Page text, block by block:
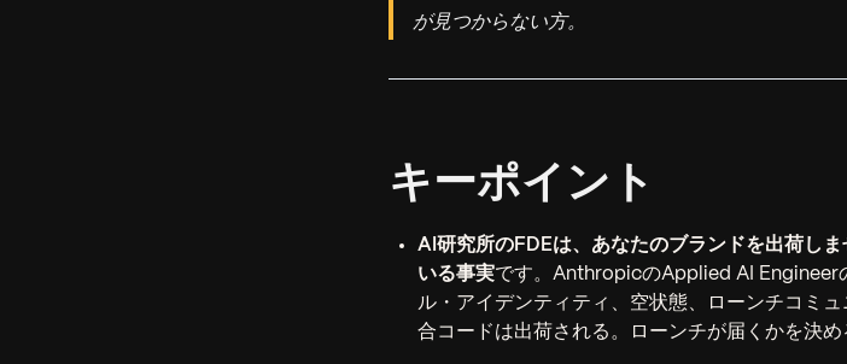
が見つからない方。
キーポイント
AI研究所のFDEは、あなたのブランドを出荷しま
いる事実です。AnthropicのApplied AI Engineer
ル・アイデンティティ、空状態、ローンチコミ
合コードは出荷される。ローンチが届くかを決め